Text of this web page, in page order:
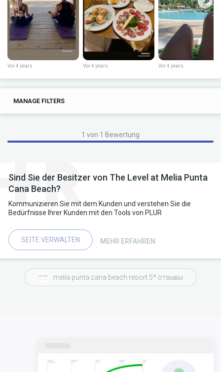
Vor 4 years Vor 4 years Vor 4 years
TAGS 0
MANAGE FILTERS
1 von 1 Bewertung
Sind Sie der Besitzer von The Level at Melia Punta
Cana Beach?
Kommunizieren Sie mit dem Kunden und verstehen Sie die
Bedürfnisse Ihrer Kunden mit den Tools von PLUR
SEITE VERWALTEN MEHR ERFAHREN
melia punta cana beach resort 5* отзывы